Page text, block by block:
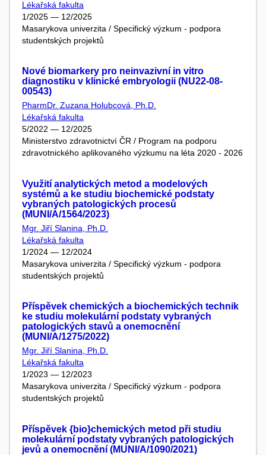
Lékařská fakulta
1/2025 — 12/2025
Masarykova univerzita / Specifický výzkum - podpora
studentských projektů
Nové biomarkery pro neinvazivní in vitro
diagnostiku v klinické embryologii (NU22-08-
00543)
PharmDr. Zuzana Holubcová, Ph.D.
Lékařská fakulta
5/2022 — 12/2025
Ministerstvo zdravotnictví ČR / Program na podporu
zdravotnického aplikovaného výzkumu na léta 2020 - 2026
Využití analytických metod a modelových
systémů a ke studiu biochemické podstaty
vybraných patologických procesů
(MUNI/A/1564/2023)
Mgr. Jiří Slanina, Ph.D.
Lékařská fakulta
1/2024 — 12/2024
Masarykova univerzita / Specifický výzkum - podpora
studentských projektů
Příspěvek chemických a biochemických technik
ke studiu molekulární podstaty vybraných
patologických stavů a onemocnění
(MUNI/A/1275/2022)
Mgr. Jiří Slanina, Ph.D.
Lékařská fakulta
1/2023 — 12/2023
Masarykova univerzita / Specifický výzkum - podpora
studentských projektů
Příspěvek {bio}chemických metod při studiu
molekulární podstaty vybraných patologických
jevů a onemocnění (MUNI/A/1090/2021)